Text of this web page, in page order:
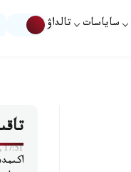
ساياسات تالداۋ
17:51, 08 تامىز 2026